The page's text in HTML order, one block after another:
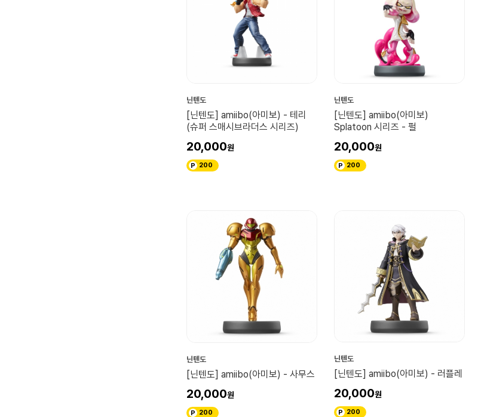
닌텐도
[닌텐도] amiibo(아미보) - 테리
(슈퍼 스매시브라더스 시리즈)
20,000
200
닌텐도
[닌텐도] amiibo(아미보)
Splatoon 시리즈 - 펄
20,000
200
닌텐도
[닌텐도] amiibo(아미보) - 사무스
20,000
200
닌텐도
[닌텐도] amiibo(아미보) - 러플레
20,000
200